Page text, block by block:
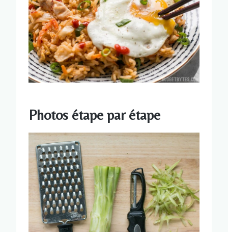
Photos étape par étape